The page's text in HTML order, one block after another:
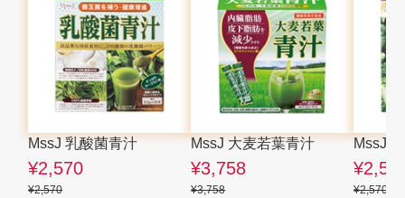
MssJ 乳酸菌青汁
¥2,570
¥2,570
MssJ 大麦若葉青汁
¥3,758
¥3,758
MssJ
¥2,570